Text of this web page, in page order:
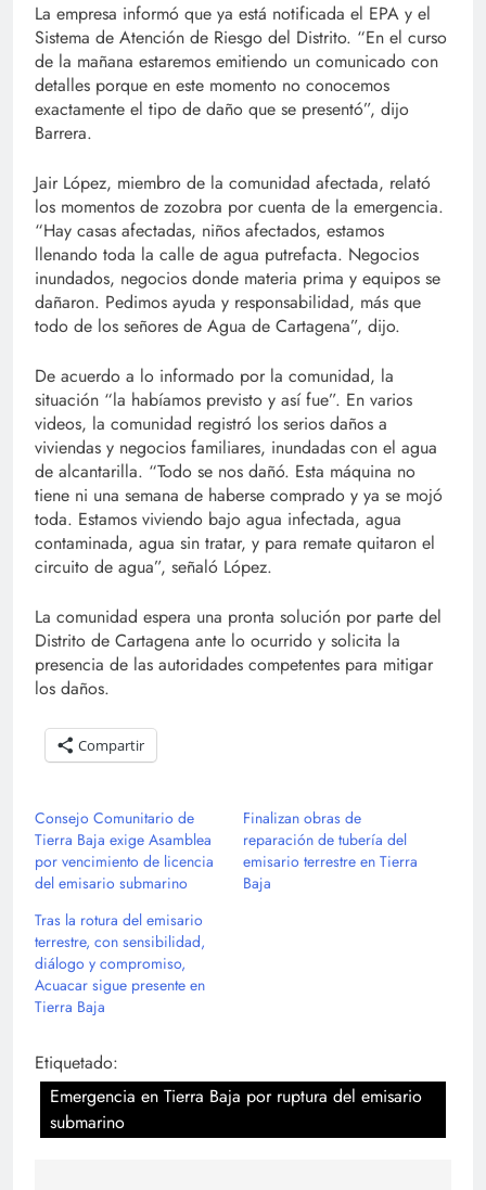
La empresa informó que ya está notificada el EPA y el
Sistema de Atención de Riesgo del Distrito. “En el curso
de la mañana estaremos emitiendo un comunicado con
detalles porque en este momento no conocemos
exactamente el tipo de daño que se presentó”, dijo
Barrera.
Jair López, miembro de la comunidad afectada, relató
los momentos de zozobra por cuenta de la emergencia.
“Hay casas afectadas, niños afectados, estamos
llenando toda la calle de agua putrefacta. Negocios
inundados, negocios donde materia prima y equipos se
dañaron. Pedimos ayuda y responsabilidad, más que
todo de los señores de Agua de Cartagena”, dijo.
De acuerdo a lo informado por la comunidad, la
situación “la habíamos previsto y así fue”. En varios
videos, la comunidad registró los serios daños a
viviendas y negocios familiares, inundadas con el agua
de alcantarilla. “Todo se nos dañó. Esta máquina no
tiene ni una semana de haberse comprado y ya se mojó
toda. Estamos viviendo bajo agua infectada, agua
contaminada, agua sin tratar, y para remate quitaron el
circuito de agua”, señaló López.
La comunidad espera una pronta solución por parte del
Distrito de Cartagena ante lo ocurrido y solicita la
presencia de las autoridades competentes para mitigar
los daños.
Compartir
Consejo Comunitario de
Tierra Baja exige Asamblea
por vencimiento de licencia
del emisario submarino
Finalizan obras de
reparación de tubería del
emisario terrestre en Tierra
Baja
Tras la rotura del emisario
terrestre, con sensibilidad,
diálogo y compromiso,
Acuacar sigue presente en
Tierra Baja
Etiquetado:
Emergencia en Tierra Baja por ruptura del emisario
submarino